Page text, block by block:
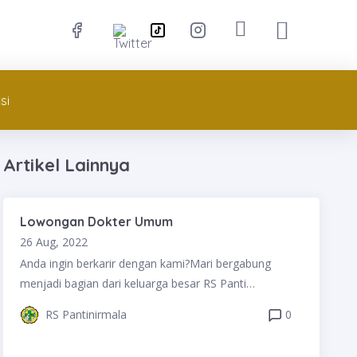
Artikel Lainnya
Lowongan Dokter Umum
26 Aug, 2022
Anda ingin berkarir dengan kami?Mari bergabung
menjadi bagian dari keluarga besar RS Panti
NirmalaDapatkan Informasi Kesehatan Lainnya di
:⁣⁣⁣⁣⁣⁣⁣⁣⁣⁣⁣⁣⁣⁣⁣⁣⁣⁣⁣⁣⁣⁣⁣⁣⁣⁣⁣⁣⁣⁣⁣⁣⁣⁣⁣⁣⁣⁣⁣⁣⁣⁣⁣⁣⁣⁣⁣⁣⁣⁣⁣www.rspantinirmala.com⁣⁣⁣⁣⁣⁣⁣⁣⁣⁣⁣⁣⁣⁣⁣⁣⁣⁣⁣⁣⁣⁣⁣⁣⁣⁣⁣⁣⁣⁣⁣⁣⁣⁣⁣⁣⁣⁣⁣⁣⁣⁣⁣⁣⁣⁣⁣⁣⁣⁣⁣⁣⁣⁣⁣⁣⁣⁣⁣⁣⁣⁣⁣⁣⁣⁣⁣⁣⁣⁣⁣⁣⁣⁣⁣⁣⁣⁣⁣⁣⁣⁣⁣⁣⁣⁣⁣⁣⁣⁣⁣⁣⁣⁣⁣⁣⁣⁣More info : 0341-
RS Pantinirmala 0